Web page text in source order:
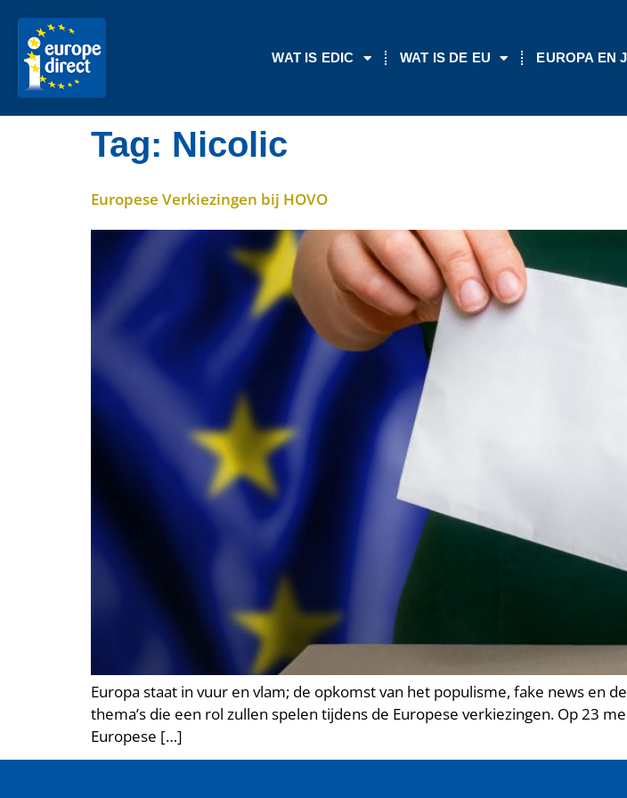
inhoud
WAT IS EDIC WAT IS DE EU EUROPA EN
Tag: Nicolic
Europese Verkiezingen bij HOVO
Europa staat in vuur en vlam; de opkomst van het populisme, fake news en
thema’s die een rol zullen spelen tijdens de Europese verkiezingen. Op 23
Europese […]